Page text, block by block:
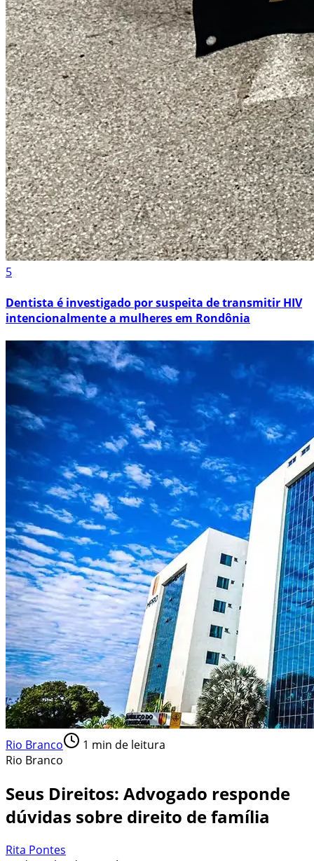
5
Dentista é investigado por suspeita de transmitir HIV
intencionalmente a mulheres em Rondônia
Rio Branco 1 min de leitura
Rio Branco
Seus Direitos: Advogado responde
dúvidas sobre direito de família
Rita Pontes